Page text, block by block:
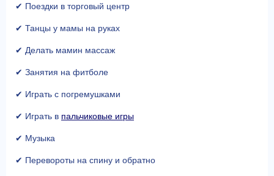
✔ Поездки в торговый центр
✔ Танцы у мамы на руках
✔ Делать мамин массаж
✔ Занятия на фитболе
✔ Играть с погремушками
✔ Играть в пальчиковые игры
✔ Музыка
✔ Перевороты на спину и обратно